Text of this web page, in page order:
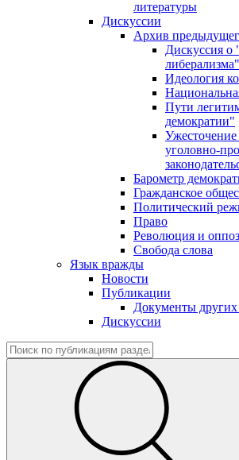
литературы
Дискуссии
Архив
Дискуссия о
либерализма"
Идеология
Пути
демократии"
уголовно-
Барометр
Гражданское
Политический
Право
Революция и
Свобода слова
Язык вражды
Новости
Публикации
Документы других
Дискуссии